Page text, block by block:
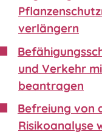
verlängern
und Verkehr
beantragen
Befreiung von
Risikoanalyse